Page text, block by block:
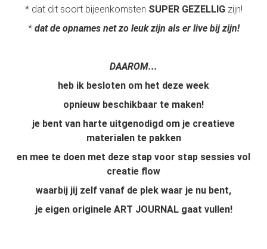
* dat dit soort bijeenkomsten SUPER GEZELLIG zijn!
*dat de opnames net zo leuk zijn als er live bij zijn!
DAAROM...
heb ik besloten om het deze week
opnieuw beschikbaar te maken!
je bent van harte uitgenodigd om je creatieve
materialen te pakken
en mee te doen met deze stap voor stap sessies vol
creatie flow
waarbij jij zelf vanaf de plek waar je nu bent,
je eigen originele ART JOURNAL gaat vullen!